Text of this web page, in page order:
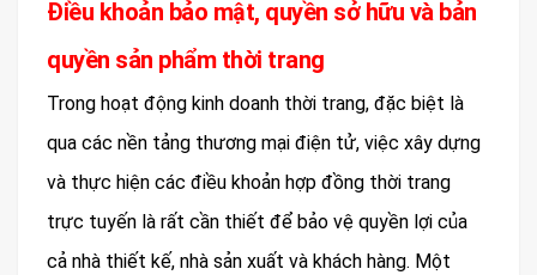
Điều khoản bảo mật, quyền sở hữu và bản
quyền sản phẩm thời trang
Trong hoạt động kinh doanh thời trang, đặc biệt là
qua các nền tảng thương mại điện tử, việc xây dựng
và thực hiện các điều khoản hợp đồng thời trang
trực tuyến là rất cần thiết để bảo vệ quyền lợi của
cả nhà thiết kế, nhà sản xuất và khách hàng. Một